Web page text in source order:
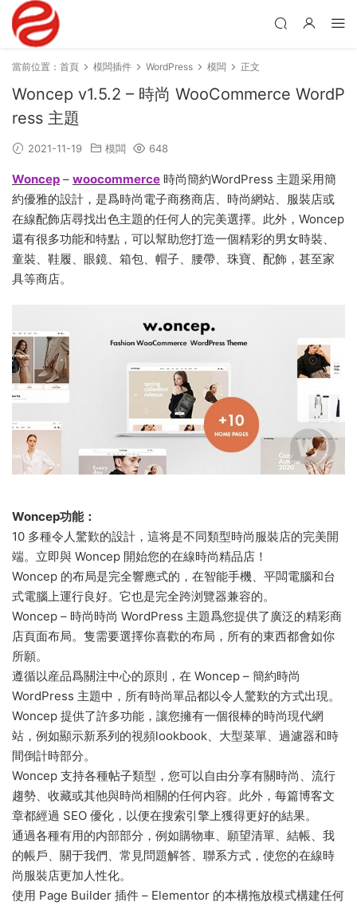
當前位置： 首頁 模闆插件 WordPress 模闆 正文
Woncep v1.5.2 – 時尚 WooCommerce WordP
ress 主題
2021-11-19 模闆 648
Woncep – woocommerce 時尚簡約WordPress 主題采用簡
約優雅的設計，是爲時尚電子商務商店、時尚網站、服裝店或
在線配飾店尋找出色主題的任何人的完美選擇。此外，Woncep
還有很多功能和特點，可以幫助您打造一個精彩的男女時裝、
童裝、鞋履、眼鏡、箱包、帽子、腰帶、珠寶、配飾，甚至家
具等商店。
Woncep功能：
10 多種令人驚歎的設計，這将是不同類型時尚服裝店的完美開
端。立即與 Woncep 開始您的在線時尚精品店！
Woncep 的布局是完全響應式的，在智能手機、平闆電腦和台
式電腦上運行良好。它也是完全跨浏覽器兼容的。
Woncep – 時尚時尚 WordPress 主題爲您提供了廣泛的精彩商
店頁面布局。隻需要選擇你喜歡的布局，所有的東西都會如你
所願。
遵循以産品爲關注中心的原則，在 Woncep – 簡約時尚
WordPress 主題中，所有時尚單品都以令人驚歎的方式出現。
Woncep 提供了許多功能，讓您擁有一個很棒的時尚現代網
站，例如顯示新系列的視頻lookbook、大型菜單、過濾器和時
間倒計時部分。
Woncep 支持各種帖子類型，您可以自由分享有關時尚、流行
趨勢、收藏或其他與時尚相關的任何内容。此外，每篇博客文
章都經過 SEO 優化，以便在搜索引擎上獲得更好的結果。
通過各種有用的内部部分，例如購物車、願望清單、結帳、我
的帳戶、關于我們、常見問題解答、聯系方式，使您的在線時
尚服裝店更加人性化。
使用 Page Builder 插件 – Elementor 的本構拖放模式構建任何